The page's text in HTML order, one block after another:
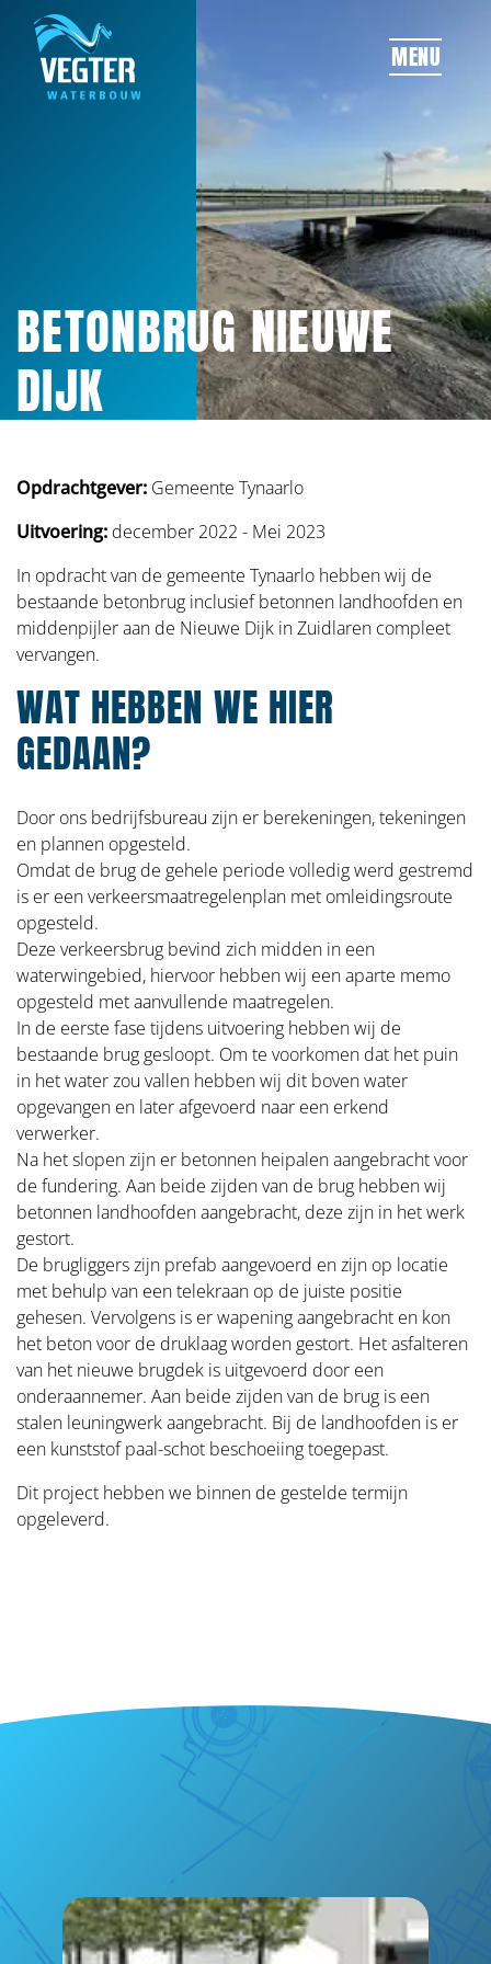
OVERSLAAN
MENU
OVER VEGTER WATERBOUW
Home
Over ons
Materieel
Projecten
Certificeringen
Bruggen
Gemalen en stuwen
Steigers en remmingswerken
Natuurvriendelijke oevers
Design & construct
BETONBRUG NIEUWE
DIJK
Opdrachtgever: Gemeente Tynaarlo
Uitvoering: december 2022 - Mei 2023
In opdracht van de gemeente Tynaarlo hebben wij de
bestaande betonbrug inclusief betonnen landhoofden en
middenpijler aan de Nieuwe Dijk in Zuidlaren compleet
vervangen.
WAT HEBBEN WE HIER
GEDAAN?
Door ons bedrijfsbureau zijn er berekeningen, tekeningen
en plannen opgesteld.
Omdat de brug de gehele periode volledig werd gestremd
is er een verkeersmaatregelenplan met omleidingsroute
opgesteld.
Deze verkeersbrug bevind zich midden in een
waterwingebied, hiervoor hebben wij een aparte memo
opgesteld met aanvullende maatregelen.
In de eerste fase tijdens uitvoering hebben wij de
bestaande brug gesloopt. Om te voorkomen dat het puin
in het water zou vallen hebben wij dit boven water
opgevangen en later afgevoerd naar een erkend
verwerker.
Na het slopen zijn er betonnen heipalen aangebracht voor
de fundering. Aan beide zijden van de brug hebben wij
betonnen landhoofden aangebracht, deze zijn in het werk
gestort.
De brugliggers zijn prefab aangevoerd en zijn op locatie
met behulp van een telekraan op de juiste positie
gehesen. Vervolgens is er wapening aangebracht en kon
het beton voor de druklaag worden gestort. Het asfalteren
van het nieuwe brugdek is uitgevoerd door een
onderaannemer. Aan beide zijden van de brug is een
stalen leuningwerk aangebracht. Bij de landhoofden is er
een kunststof paal-schot beschoeiing toegepast.
Dit project hebben we binnen de gestelde termijn
opgeleverd.